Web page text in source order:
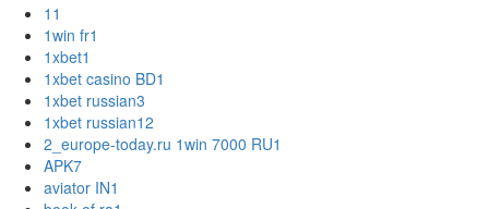
1 1
1win fr1
1xbet1
1xbet casino BD1
1xbet russian3
1xbet russian12
2_europe-today.ru 1win 7000 RU1
APK7
aviator IN1